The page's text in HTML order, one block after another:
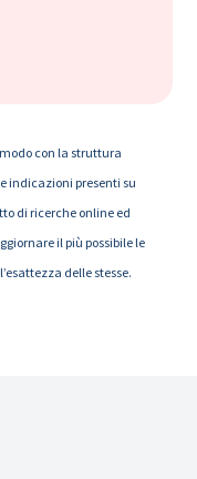
con la struttura
indicazioni presenti su
di ricerche online ed
il più possibile le
delle stesse.